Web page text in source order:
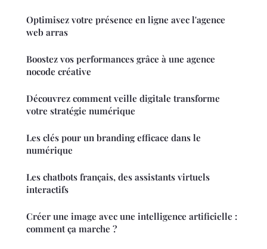
Optimisez votre présence en ligne avec l'agence
web arras
Boostez vos performances grâce à une agence
nocode créative
Découvrez comment veille digitale transforme
votre stratégie numérique
Les clés pour un branding efficace dans le
numérique
Les chatbots français, des assistants virtuels
interactifs
Créer une image avec une intelligence artificielle :
comment ça marche ?